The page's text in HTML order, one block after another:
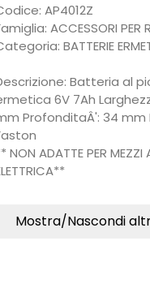
AP4012Z
ACCESSORI PER
BATTERIE
Batteria al
6V 7Ah
ProfonditaÂ': 34 mm
NON ADATTE PER MEZZI
Mostra/Nascondi